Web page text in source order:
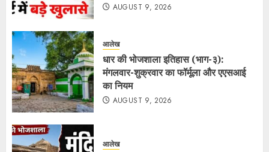
AUGUST 9, 2026
आलेख
धार की भोजशाला इतिहास (भाग-३):
मंगलवार-शुक्रवार का फॉर्मूला और एएसआई
का नियम
AUGUST 9, 2026
आलेख